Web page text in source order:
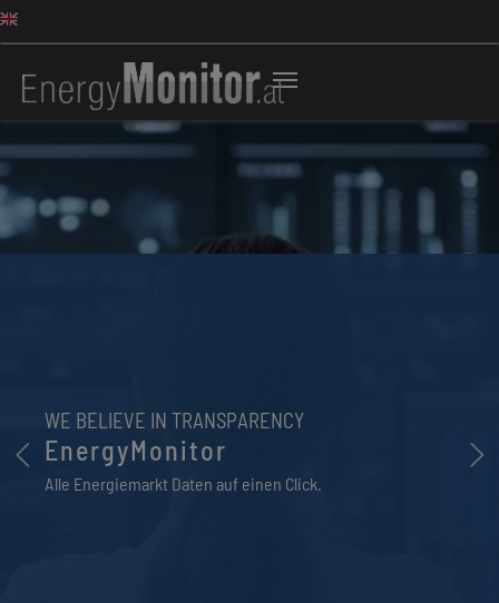
WE BELIEVE IN TRANSPARENCY
EnergyMonitor
Alle Energiemarkt Daten auf einen Click.
Previous